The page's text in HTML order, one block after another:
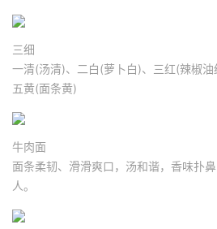
三细
一清(汤清)、二白(萝卜白)、三红(辣椒油
五黄(面条黄)
牛肉面
面条柔韧、滑滑爽口，汤和谐，香味扑
人。